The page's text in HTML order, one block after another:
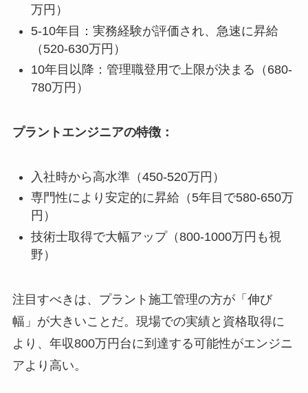
万円）
5-10年目：実務経験が評価され、急速に昇給
（520-630万円）
10年目以降：管理職登用で上限が決まる（680-
780万円）
プラントエンジニアの特徴：
入社時から高水準（450-520万円）
専門性により安定的に昇給（5年目で580-650万
円）
技術士取得で大幅アップ（800-1000万円も視
野）
注目すべきは、プラント施工管理の方が「伸び
幅」が大きいことだ。現場での実績と資格取得に
より、年収800万円台に到達する可能性がエンジニ
アより高い。